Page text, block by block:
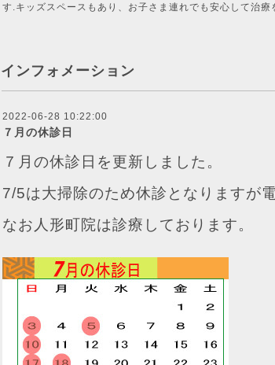
す.キッズスペースもあり、お子さま連れでも安心して治療
インフォメーション
2022-06-28 10:22:00
７月の休診日
７月の休診日を更新しました。
7/5は大掃除のため休診となりますが
なお人形町院は診療しております。